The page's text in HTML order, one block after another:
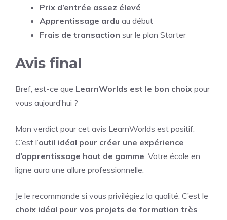
Prix d’entrée assez élevé
Apprentissage ardu au début
Frais de transaction sur le plan Starter
Avis final
Bref, est-ce que LearnWorlds est le bon choix pour
vous aujourd’hui ?
Mon verdict pour cet avis LearnWorlds est positif.
C’est l’outil idéal pour créer une expérience
d’apprentissage haut de gamme . Votre école en
ligne aura une allure professionnelle.
Je le recommande si vous privilégiez la qualité. C’est le
choix idéal pour vos projets de formation très